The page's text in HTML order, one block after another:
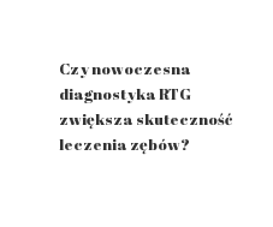
Czy nowoczesna
diagnostyka RTG
zwiększa skuteczność
leczenia zębów?